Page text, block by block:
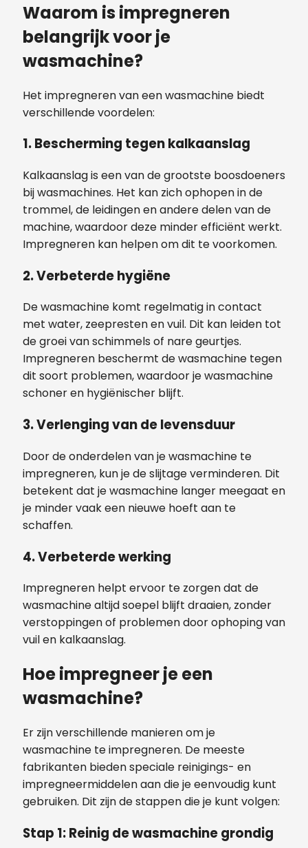
Waarom is impregneren
belangrijk voor je
wasmachine?
Het impregneren van een wasmachine biedt
verschillende voordelen:
1.Bescherming tegen kalkaanslag
Kalkaanslag is een van de grootste boosdoeners
bij wasmachines. Het kan zich ophopen in de
trommel, de leidingen en andere delen van de
machine, waardoor deze minder efficiënt werkt.
Impregneren kan helpen om dit te voorkomen.
2.Verbeterde hygiëne
De wasmachine komt regelmatig in contact
met water, zeepresten en vuil. Dit kan leiden tot
de groei van schimmels of nare geurtjes.
Impregneren beschermt de wasmachine tegen
dit soort problemen, waardoor je wasmachine
schoner en hygiënischer blijft.
3.Verlenging van de levensduur
Door de onderdelen van je wasmachine te
impregneren, kun je de slijtage verminderen. Dit
betekent dat je wasmachine langer meegaat en
je minder vaak een nieuwe hoeft aan te
schaffen.
4.Verbeterde werking
Impregneren helpt ervoor te zorgen dat de
wasmachine altijd soepel blijft draaien, zonder
verstoppingen of problemen door ophoping van
vuil en kalkaanslag.
Hoe impregneer je een
wasmachine?
Er zijn verschillende manieren om je
wasmachine te impregneren. De meeste
fabrikanten bieden speciale reinigings- en
impregneermiddelen aan die je eenvoudig kunt
gebruiken. Dit zijn de stappen die je kunt volgen:
Stap 1:Reinig de wasmachine grondig